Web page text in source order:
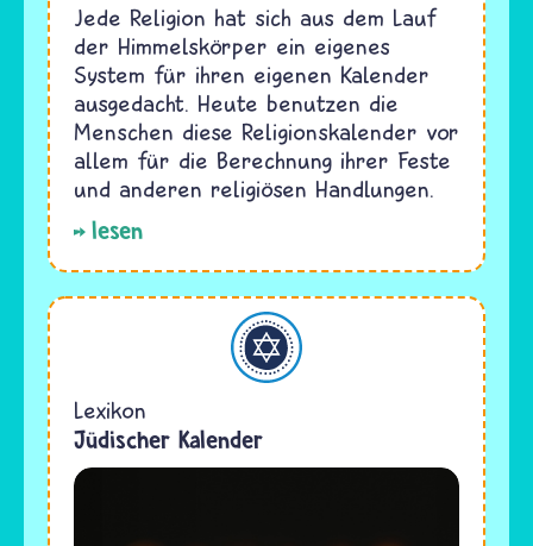
Jede Religion hat sich aus dem Lauf
der Himmelskörper ein eigenes
System für ihren eigenen Kalender
ausgedacht. Heute benutzen die
Menschen diese Religionskalender vor
allem für die Berechnung ihrer Feste
und anderen religiösen Handlungen.
lesen
Judentum
Lexikon
Jüdischer Kalender